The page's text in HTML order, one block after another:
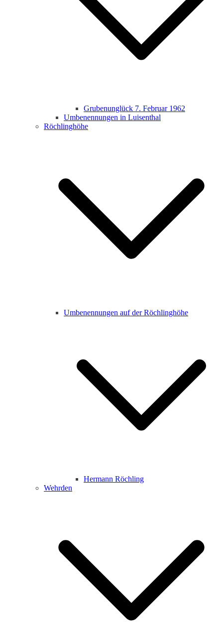
Grubenunglück 7. Februar 1962
Umbenennungen in Luisenthal
Röchlinghöhe
Umbenennungen auf der Röchlinghöhe
Hermann Röchling
Wehrden